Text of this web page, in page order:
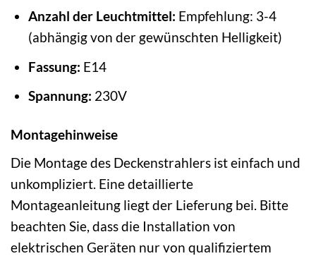
Anzahl der Leuchtmittel: Empfehlung: 3-4
(abhängig von der gewünschten Helligkeit)
Fassung: E14
Spannung: 230V
Montagehinweise
Die Montage des Deckenstrahlers ist einfach und
unkompliziert. Eine detaillierte
Montageanleitung liegt der Lieferung bei. Bitte
beachten Sie, dass die Installation von
elektrischen Geräten nur von qualifiziertem